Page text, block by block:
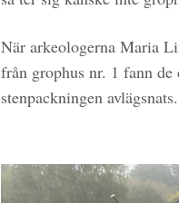
När arkeologerna Maria
från grophus nr. 1 fann
stenpackningen